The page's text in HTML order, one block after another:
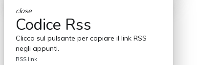
close
Codice Rss
Clicca sul pulsante per copiare il link RSS
negli appunti.
RSS link